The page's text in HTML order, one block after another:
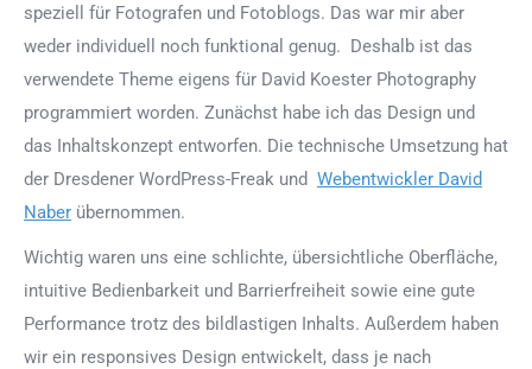
speziell für Fotografen und Fotoblogs. Das war mir aber
weder individuell noch funktional genug. Deshalb ist das
verwendete Theme eigens für David Koester Photography
programmiert worden. Zunächst habe ich das Design und
das Inhaltskonzept entworfen. Die technische Umsetzung hat
der Dresdener WordPress-Freak und Webentwickler David
Naber übernommen.
Wichtig waren uns eine schlichte, übersichtliche Oberfläche,
intuitive Bedienbarkeit und Barrierfreiheit sowie eine gute
Performance trotz des bildlastigen Inhalts. Außerdem haben
wir ein responsives Design entwickelt, dass je nach